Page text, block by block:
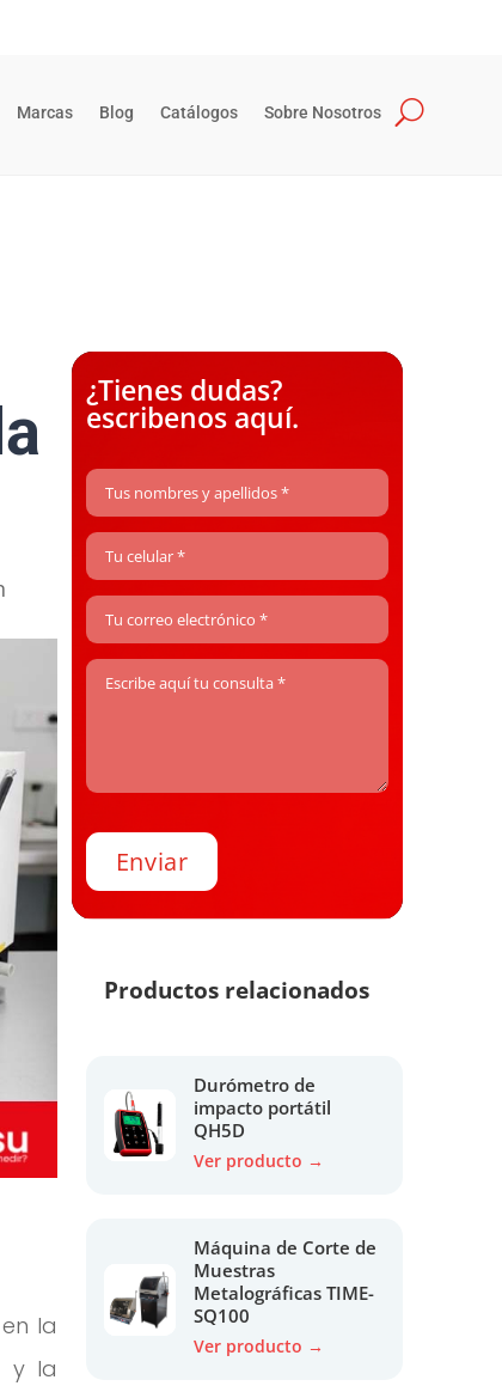
Marcas Blog Catálogos Sobre Nosotros
la
y la
¿Tienes dudas?
escribenos aquí.
Productos relacionados
Durómetro de
impacto portátil
QH5D
Ver producto →
Máquina de Corte de
Muestras
Metalográficas TIME-
SQ100
Ver producto →